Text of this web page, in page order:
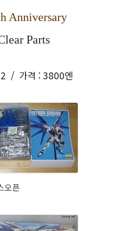
Anniversary
Parts
/ 가격 : 3800엔
오픈